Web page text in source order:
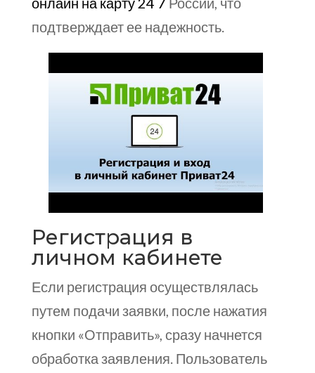
подтверждает ее надежность.
Регистрация в
личном кабинете
Если регистрация осуществлялась
путем подачи заявки, после нажатия
кнопки «Отправить», сразу начнется
обработка заявления. Пользователь